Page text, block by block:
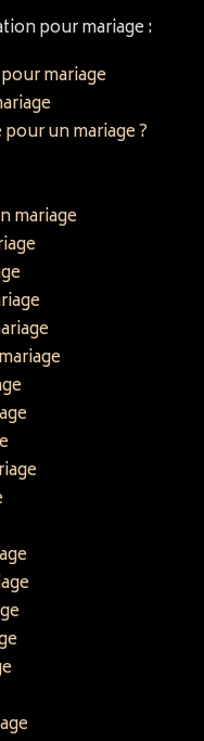
pour mariage :
mariage
un mariage ?
mariage